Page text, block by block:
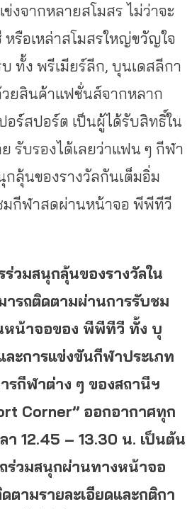
งจากหลายสโมสร ไม่ว่าจะ
หรือเหล่าสโมสรใหญ่ขวัญใจ
ทั้ง พรีเมียร์ลีก, บุนเดสลีกา
ยสินค้าแฟชั่นส์จากหลาก
อร์สปอร์ต เป็นผู้ได้รับสิทธิ์ใน
รับรองได้เลยว่าแฟน ๆ กีฬา
กลุ้นของรางวัลกันเต็มอิ่ม
มกีฬาสดผ่านหน้าจอ พีพีทีวี
วมสนุกลุ้นของรางวัลใน
รถติดตามผ่านการรับชม
น้าจอของ พีพีทีวี ทั้ง บุ
ละการแข่งขันกีฬาประเภท
รกีฬาต่าง ๆ ของสถานีฯ
Corner” ออกอากาศทุก
า 12.45 – 13.30 น. เป็นต้น
ร่วมสนุกผ่านทางหน้าจอ
ตามรายละเอียดและกติกา